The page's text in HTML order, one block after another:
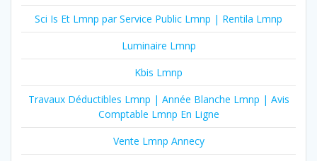
Sci Is Et Lmnp par Service Public Lmnp | Rentila Lmnp
Luminaire Lmnp
Kbis Lmnp
Travaux Déductibles Lmnp | Année Blanche Lmnp | Avis
Comptable Lmnp En Ligne
Vente Lmnp Annecy